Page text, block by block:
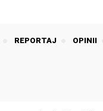
REPORTAJ OPINII